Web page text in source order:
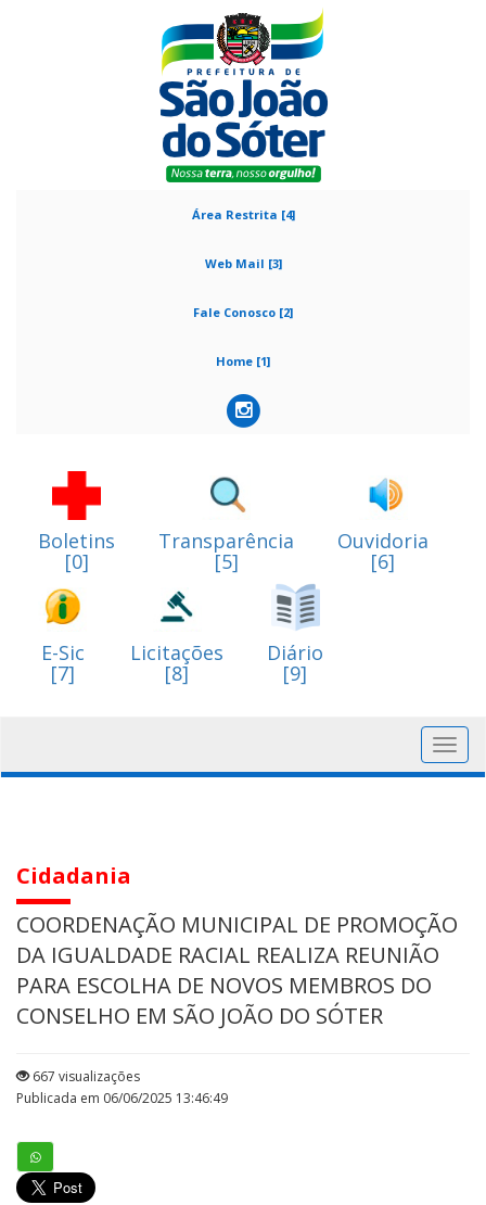
Área Restrita [4]
Web Mail [3]
Fale Conosco [2]
Home [1]
Boletins
[0]
Transparência
[5]
Ouvidoria
[6]
E-Sic
[7]
Licitações
[8]
Diário
[9]
Cidadania
COORDENAÇÃO MUNICIPAL DE PROMOÇÃO
DA IGUALDADE RACIAL REALIZA REUNIÃO
PARA ESCOLHA DE NOVOS MEMBROS DO
CONSELHO EM SÃO JOÃO DO SÓTER
667 visualizações
Publicada em 06/06/2025 13:46:49